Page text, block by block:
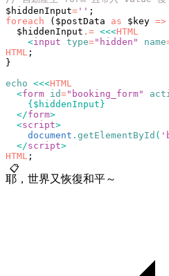
$hiddenInput= '' ;
foreach ($postData as $key =>
  $hiddenInput
.= <<<HTML
    <
input type="hidden" name
HTML ;
}
echo <<<HTML
  <
form id="booking_form"
    {$hiddenInput}
  </
form>
  <
script>
    document
.getElementById (
  </
script>
HTML ;
📋
耶，世界又恢復和平～